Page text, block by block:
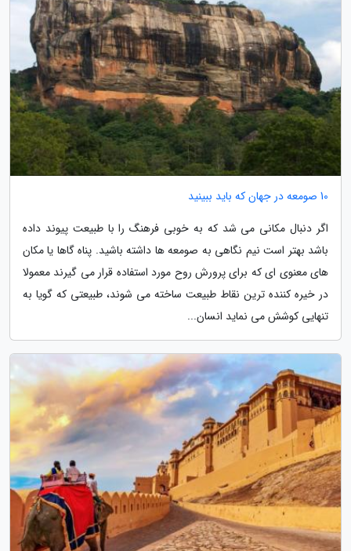
10 صومعه در جهان که باید ببینید
اگر دنبال مکانی می شد که به خوبی فرهنگ را با طبیعت پیوند داده
باشد بهتر است نیم نگاهی به صومعه ها داشته باشید. پناه گاها یا مکان
های معنوی ای که برای پرورش روح مورد استفاده قرار می گیرند معمولا
در خیره کننده ترین نقاط طبیعت ساخته می شوند، طبیعتی که گویا به
تنهایی کوشش می نماید انسان...